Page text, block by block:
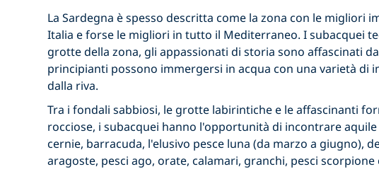
La Sardegna è spesso descritta come la zona con le migliori
Italia e forse le migliori in tutto il Mediterraneo. I subacquei
grotte della zona, gli appassionati di storia sono affascinati
principianti possono immergersi in acqua con una varietà di
dalla riva.
Tra i fondali sabbiosi, le grotte labirintiche e le affascinanti
rocciose, i subacquei hanno l'opportunità di incontrare
cernie, barracuda, l'elusivo pesce luna (da marzo a giugno),
aragoste, pesci ago, orate, calamari, granchi, pesci scorpione